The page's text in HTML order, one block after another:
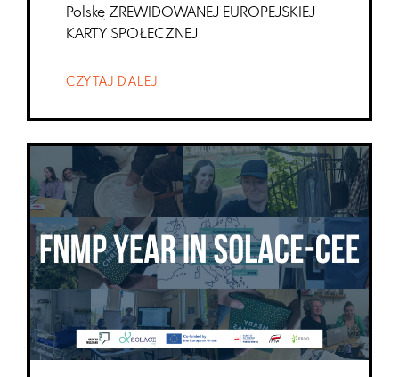
Polskę ZREWIDOWANEJ EUROPEJSKIEJ
KARTY SPOŁECZNEJ
CZYTAJ DALEJ